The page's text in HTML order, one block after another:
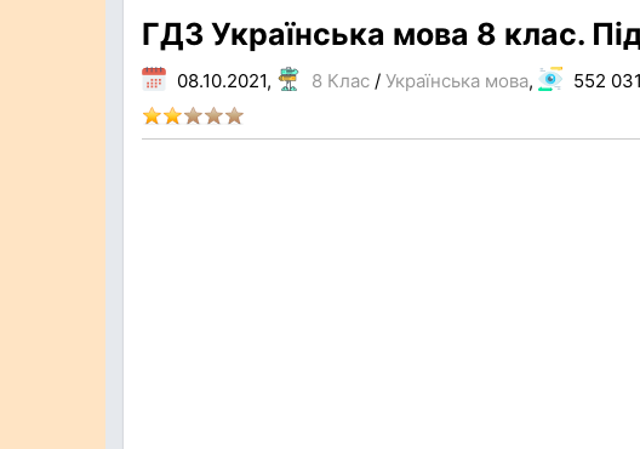
ГДЗ Українська мова 8 клас.
08.10.2021, 8 Клас / Українська мова, 552